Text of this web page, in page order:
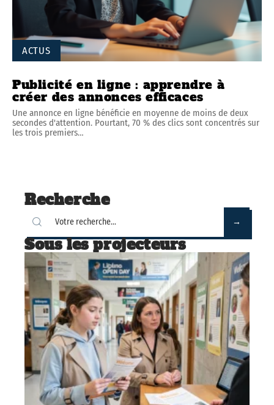
ACTUS
Publicité en ligne : apprendre à
créer des annonces efficaces
Une annonce en ligne bénéficie en moyenne de moins de deux
secondes d'attention. Pourtant, 70 % des clics sont concentrés sur
les trois premiers…
Recherche
Sous les projecteurs